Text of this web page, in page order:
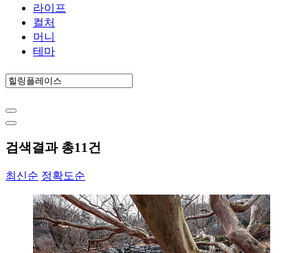
라이프
컬처
머니
테마
검색결과 총11건
최신순 정확도순